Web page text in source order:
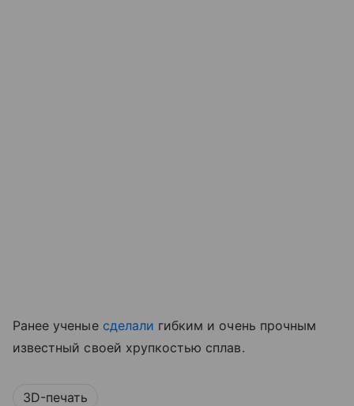
Ранее ученые сделали гибким и очень прочным
известный своей хрупкостью сплав.
3D-печать